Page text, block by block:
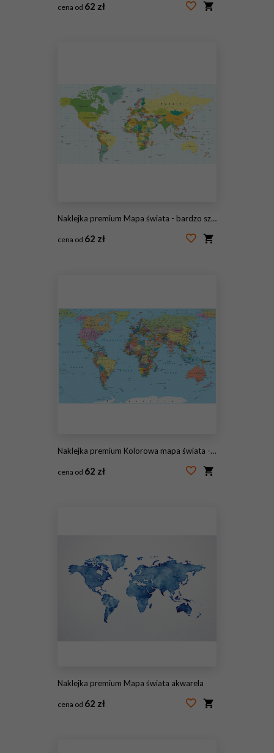
cena od 62 zł
Naklejka premium Mapa świata - bardzo szczegółowe ilustracji wektorowych.
cena od 62 zł
Naklejka premium Kolorowa mapa świata - granice, kraje, drogi i miasta
cena od 62 zł
Naklejka premium Mapa świata akwarela
cena od 62 zł